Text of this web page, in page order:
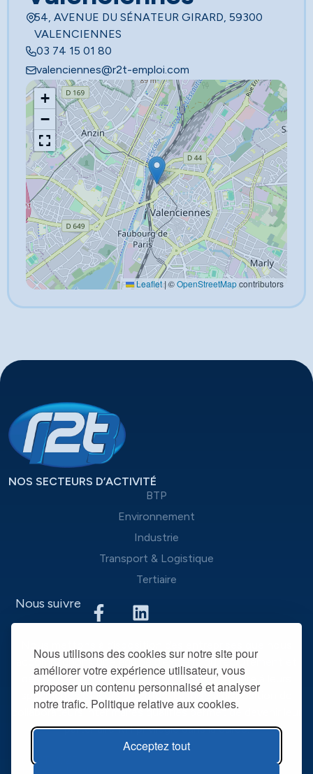
Nous utilisons des cookies sur notre site pour
améliorer votre expérience utilisateur, vous
proposer un contenu personnalisé et analyser
notre trafic. Politique relative aux cookies.
Acceptez tout
54, AVENUE DU SÉNATEUR GIRARD, 59300
VALENCIENNES
03 74 15 01 80
valenciennes@r2t-emploi.com
+
−
Leaflet|©OpenStreetMapcontributors
NOS SECTEURS D’ACTIVITÉ
BTP
Environnement
Industrie
Transport & Logistique
Tertiaire
Nous suivre
accompagnons une équipe d’experts du recrutement et
des outils performants, afin de mieux répondre à leurs
spécificités et leurs attentes. La mise à disposition de
collaborateurs intérimaires qualifiés permet de devenir leur
partenaire RH privilégié dans la durée.
@ R2T 2025